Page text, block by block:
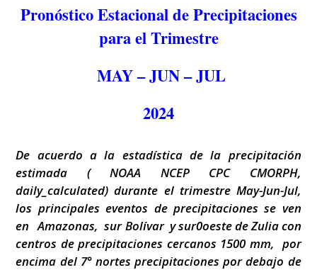
Pronóstico Estacional de Precipitaciones
para el Trimestre
MAY – JUN – JUL
2024
De acuerdo a la estadística de la precipitación
estimada ( NOAA NCEP CPC CMORPH,
daily_calculated) durante el trimestre May-Jun-Jul,
los principales eventos de precipitaciones se ven
en Amazonas, sur Bolívar y sur0oeste de Zulia con
centros de precipitaciones cercanos 1500 mm, por
encima del 7° nortes precipitaciones por debajo de